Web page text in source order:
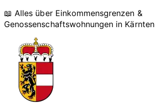
📖 Alles über Einkommensgrenzen &
Genossenschaftswohnungen in Kärnten